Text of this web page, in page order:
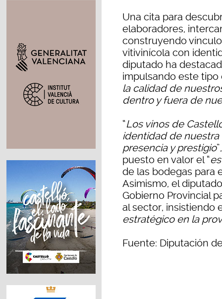
Una cita para
elaboradores,
construyendo
vitivinícola con
diputado ha
impulsando este tipo
la calidad de
dentro y fuera de
“Los vinos de
identidad de nuestra
presencia y prestigio
puesto en valor el “
de las bodegas para
Asimismo, el
Gobierno Provincial
al sector, insistiendo
estratégico en la
Fuente: Diputación